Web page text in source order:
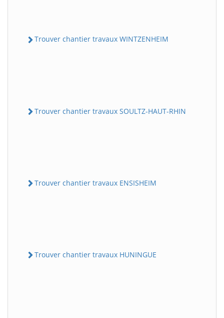
Trouver chantier travaux WINTZENHEIM
Trouver chantier travaux SOULTZ-HAUT-RHIN
Trouver chantier travaux ENSISHEIM
Trouver chantier travaux HUNINGUE